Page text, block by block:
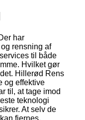
har
rensning af
til både
Hvilket gør
Hillerød Rens
og effektive
til, at tage imod
teknologi
At selv de